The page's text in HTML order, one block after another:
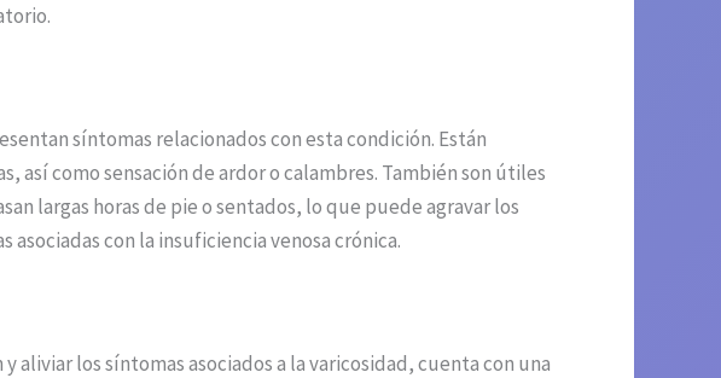
síntomas relacionados con esta condición. Están
así como sensación de ardor o calambres. También son útiles
largas horas de pie o sentados, lo que puede agravar los
con la insuficiencia venosa crónica.
los síntomas asociados a la varicosidad, cuenta con una